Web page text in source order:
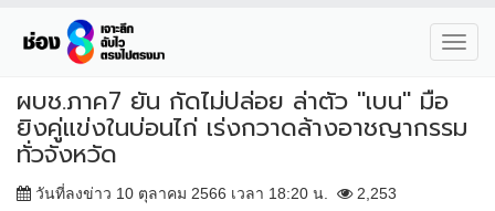
ผบช.ภาค7 ยัน กัดไม่ปล่อย ล่าตัว "เบน" มือ
ยิงคู่แข่งในบ่อนไก่ เร่งกวาดล้างอาชญากรรม
ทั่วจังหวัด
วันที่ลงข่าว 10 ตุลาคม 2566 เวลา 18:20 น. 2,253